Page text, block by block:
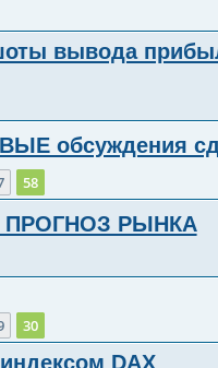
вывода
обсуждения
58
ПРОГНОЗ РЫНКА
30
DAX